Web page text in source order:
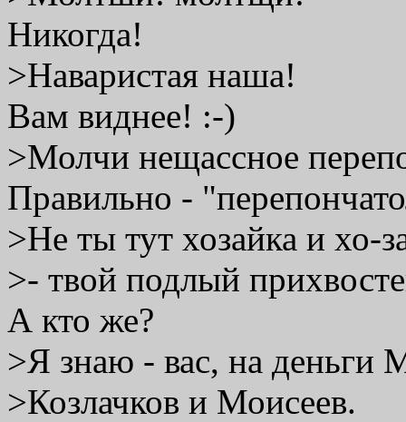
Никогда!
>Наваристая наша!
Вам виднее! :-)
>Молчи нещассное
Правильно -
>Не ты тут хозайка и хо-
>- твой подлый
А кто же?
>Я знаю - вас, на деньги
>Козлачков и Моисеев.